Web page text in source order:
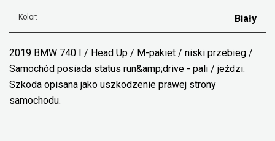
Kolor: Biały
2019 BMW 740 I / Head Up / M-pakiet / niski przebieg /
Samochód posiada status run&amp;drive - pali / jeździ.
Szkoda opisana jako uszkodzenie prawej strony
samochodu.